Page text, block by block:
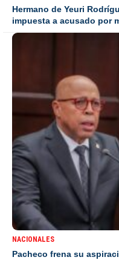
Hermano de Yeuri
impuesta a acusado por
NACIONALES
Pacheco frena su